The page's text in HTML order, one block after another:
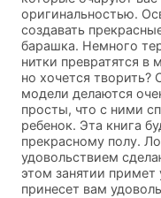
оригинальностью.
создавать
барашка. Немного
нитки превратятся в
но хочется творить?
модели делаются
просты, что с ними
ребенок. Эта книга
прекрасному полу.
удовольствием
этом занятии примет
принесет вам